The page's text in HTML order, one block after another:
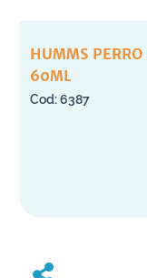
HUMMS
60ML
6387